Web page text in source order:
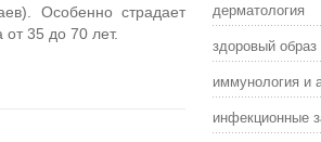
Особенно страдает
от 35 до 70 лет.
дерматология
здоровый
иммунология и
инфекционные